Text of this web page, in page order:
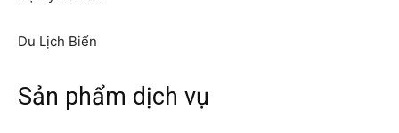
Du Lịch Biển
Sản phẩm dịch vụ